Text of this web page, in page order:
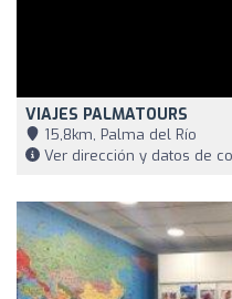
VIAJES PALMATOURS
15,8km, Palma del Río
Ver dirección y datos de